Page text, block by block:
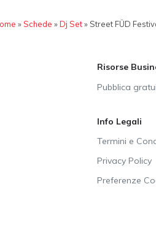
»Schede »Dj Set» Street FÜD
Risorse
Pubblica
Info Legali
Termini e
Privacy Policy
Preferenze